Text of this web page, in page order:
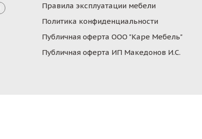
Правила эксплуатации мебели
Политика конфиденциальности
Публичная оферта ООО "Каре Мебель"
Публичная оферта ИП Македонов И.С.